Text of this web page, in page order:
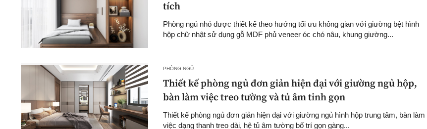
tích
Phòng ngủ nhỏ được thiết kế theo hướng tối ưu không gian với giường bệt hình
hộp chữ nhật sử dụng gỗ MDF phủ veneer óc chó nâu, khung giường...
PHÒNG NGỦ
Thiết kế phòng ngủ đơn giản hiện đại với giường ngủ hộp,
bàn làm việc treo tường và tủ âm tinh gọn
Thiết kế phòng ngủ đơn giản hiện đại với giường ngủ hình hộp trung tâm, bàn làm
việc dạng thanh treo dài, hệ tủ âm tường bố trí gọn gàng...